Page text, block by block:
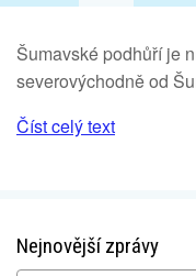
Šumavské podhůří je
severovýchodně od
Číst celý text
Nejnovější zprávy